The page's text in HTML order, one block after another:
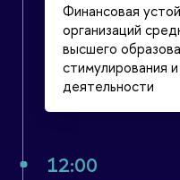
Финансовая
организаций
высшего
стимулирования
деятельности
12:00